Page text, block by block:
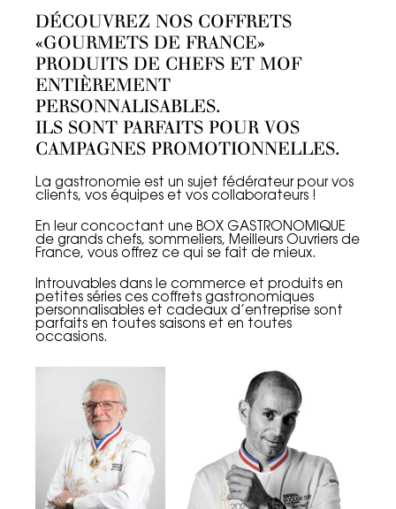
DÉCOUVREZ NOS COFFRETS
«GOURMETS DE FRANCE»
PRODUITS DE CHEFS ET MOF
ENTIÈREMENT
PERSONNALISABLES.
ILS SONT PARFAITS POUR VOS
CAMPAGNES PROMOTIONNELLES.
La gastronomie est un sujet fédérateur pour vos
clients, vos équipes et vos collaborateurs !
En leur concoctant une BOX GASTRONOMIQUE
de grands chefs, sommeliers, Meilleurs Ouvriers de
France, vous offrez ce qui se fait de mieux.
Introuvables dans le commerce et produits en
petites séries ces coffrets gastronomiques
personnalisables et cadeaux d’entreprise sont
parfaits en toutes saisons et en toutes
occasions.